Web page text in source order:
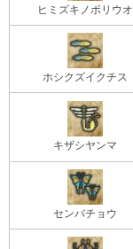
ヒミズキノボリウオ
ホシクズイクチス
キザシヤンマ
センバチョウ